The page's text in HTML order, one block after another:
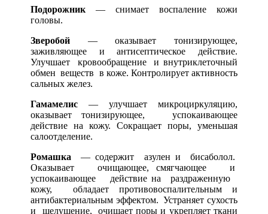
Подорожник — снимает воспаление кожи
головы.
Зверобой — оказывает тонизирующее,
заживляющее и антисептическое действие.
Улучшает кровообращение и внутриклеточный
обмен веществ в коже. Контролирует активность
сальных желез.
Гамамелис — улучшает микроциркуляцию,
оказывает тонизирующее, успокаивающее
действие на кожу. Сокращает поры, уменьшая
салоотделение.
Ромашка — содержит азулен и бисаболол.
Оказывает очищающее, смягчающее и
успокаивающее действие на раздраженную
кожу, обладает противовоспалительным и
антибактериальным эффектом. Устраняет сухость
и шелушение, очищает поры и укрепляет ткани